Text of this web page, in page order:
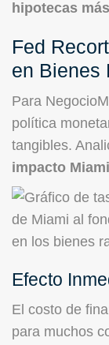
hipotecas
Fed
en Bienes
Para
política
tangibles.
impacto Miami
Efecto
El costo de
para muchos